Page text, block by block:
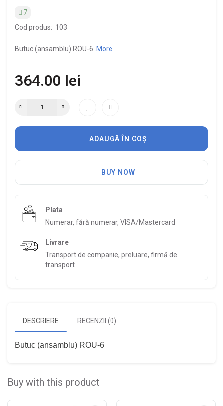
7
Cod produs: 103
Butuc (ansamblu) ROU-6.. More
364.00 lei
ADAUGĂ ÎN COȘ
BUY NOW
Plata
Numerar, fără numerar, VISA/Mastercard
Livrare
Transport de companie, preluare, firmă de
transport
DESCRIERE RECENZII (0)
Butuc (ansamblu) ROU-6
Buy with this product